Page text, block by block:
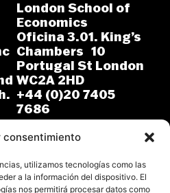
consentimiento
utilizamos tecnologías como las
a la información del dispositivo. El
nos permitirá procesar datos como
London School of
Economics
Oficina 3.01. King’s
Chambers 10
Portugal St London
WC2A 2HD
+44 (0)20 7405
7686
m.osuna-
vergara@lse.ac.uk